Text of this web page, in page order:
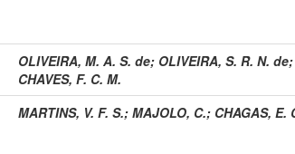
OLIVEIRA, M. A. S. de; OLIVEIRA, S. R. N. de;
CHAVES, F. C. M.
MARTINS, V. F. S.; MAJOLO, C.; CHAGAS, E.